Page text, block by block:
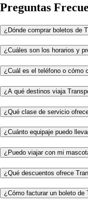
Preguntas
¿Dónde comprar boletos de
¿Cuáles son los horarios y
¿Cuál es el teléfono o cómo
¿A qué destinos viaja
¿Qué clase de servicio
¿Cuánto equipaje puedo
¿Puedo viajar con mi
¿Qué descuentos ofrece
¿Cómo facturar un boleto de